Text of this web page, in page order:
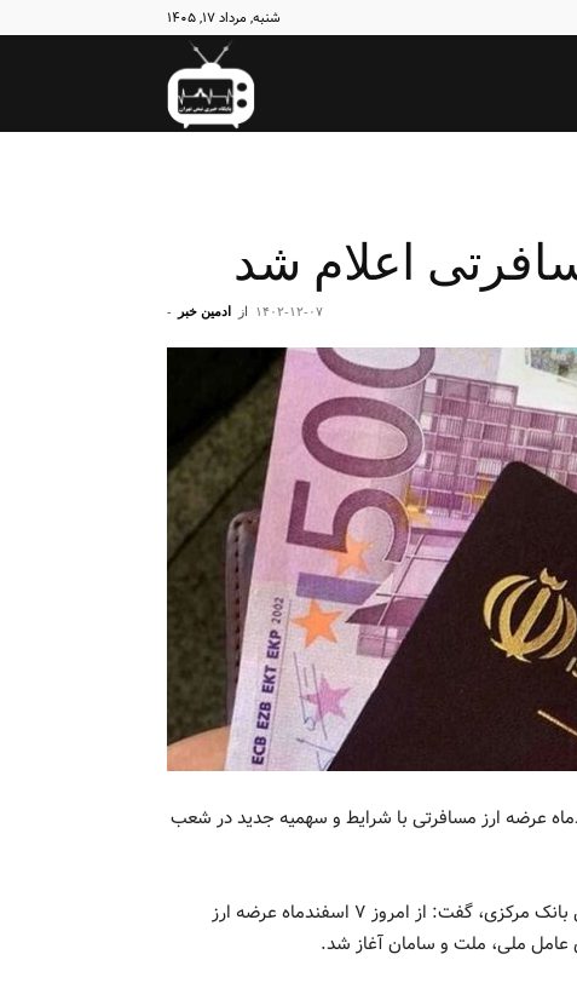
شنبه, مرداد ۱۷, ۱۴۰۵
نبض
اعلام شد
از ادمین خبر - ۱۴۰۲-۱۲-۰۷
روابط عمومی بانک مرکزی، از امروز ۷ اسفندماه عرضه ارز مسافرتی با شرایط و سهمیه جدید در شعب
به گزارش نبض تهران، مصطفی قمری وفا مدیر روابط عمومی بانک مرکزی، گفت: از امروز ۷ اسفندماه عرضه ارز
ملی، ملت و سامان آغاز شد.